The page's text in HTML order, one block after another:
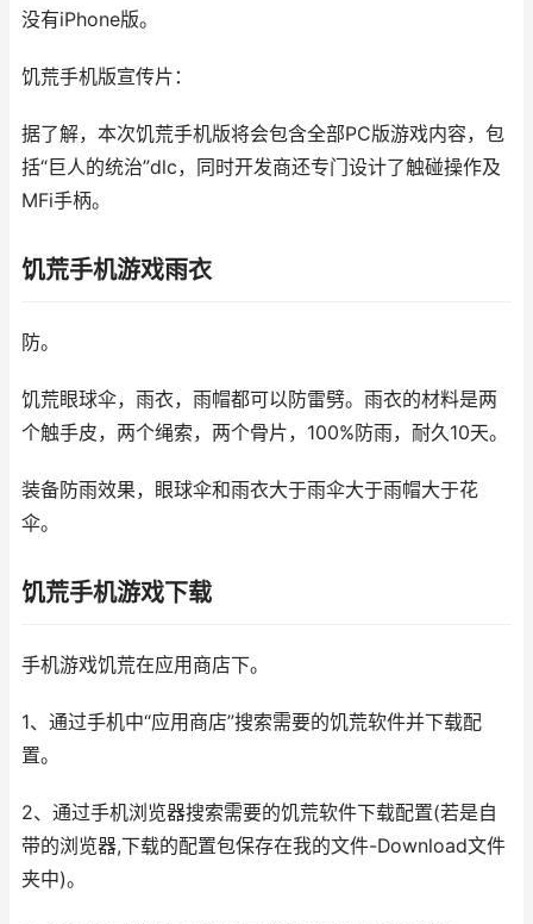
没有iPhone版。
饥荒手机版宣传片：
据了解，本次饥荒手机版将会包含全部PC版游戏内容，包
括“巨人的统治”dlc，同时开发商还专门设计了触碰操作及
MFi手柄。
饥荒手机游戏雨衣
防。
饥荒眼球伞，雨衣，雨帽都可以防雷劈。雨衣的材料是两
个触手皮，两个绳索，两个骨片，100%防雨，耐久10天。
装备防雨效果，眼球伞和雨衣大于雨伞大于雨帽大于花
伞。
饥荒手机游戏下载
手机游戏饥荒在应用商店下。
1、通过手机中“应用商店”搜索需要的饥荒软件并下载配
置。
2、通过手机浏览器搜索需要的饥荒软件下载配置(若是自
带的浏览器,下载的配置包保存在我的文件-Download文件
夹中)。